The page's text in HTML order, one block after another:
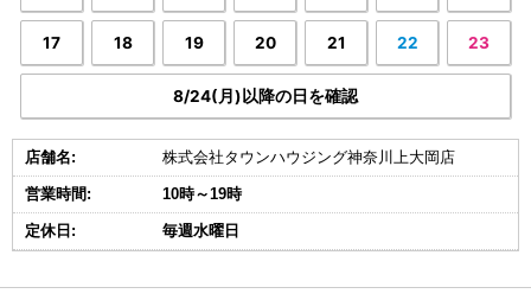
17 18 19 20 21 22 23
8/24(月)以降の日を確認
店舗名: 株式会社タウンハウジング神奈川上大岡店
営業時間: 10時～19時
定休日: 毎週水曜日